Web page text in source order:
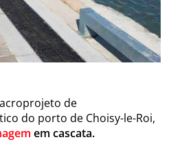
de
do porto de Choisy-le-Roi,
em cascata.